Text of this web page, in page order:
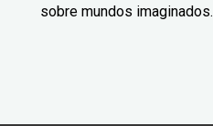
sobre mundos imaginados.